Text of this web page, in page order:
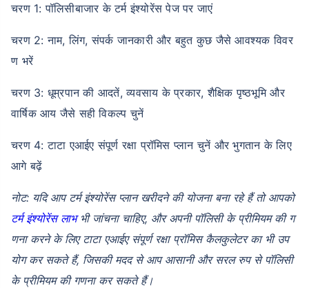
चरण 1: पॉलिसीबाजार के टर्म इंश्योरेंस पेज पर जाएं
चरण 2: नाम, लिंग, संपर्क जानकारी और बहुत कुछ जैसे आवश्यक विवर
ण भरें
चरण 3: धूम्रपान की आदतें, व्यवसाय के प्रकार, शैक्षिक पृष्ठभूमि और
वार्षिक आय जैसे सही विकल्प चुनें
चरण 4: टाटा एआईए संपूर्ण रक्षा प्रॉमिस प्लान चुनें और भुगतान के लिए
आगे बढ़ें
नोट: यदि आप टर्म इंश्योरेंस प्लान खरीदने की योजना बना रहे हैं तो आपको
टर्म इंश्योरेंस लाभभी जांचना चाहिए, और अपनी पॉलिसी के प्रीमियम की ग
णना करने के लिए टाटा एआईए संपूर्ण रक्षा प्रॉमिस कैलकुलेटर का भी उप
योग कर सकते हैं, जिसकी मदद से आप आसानी और सरल रुप से पॉलिसी
के प्रीमियम की गणना कर सकते हैं।